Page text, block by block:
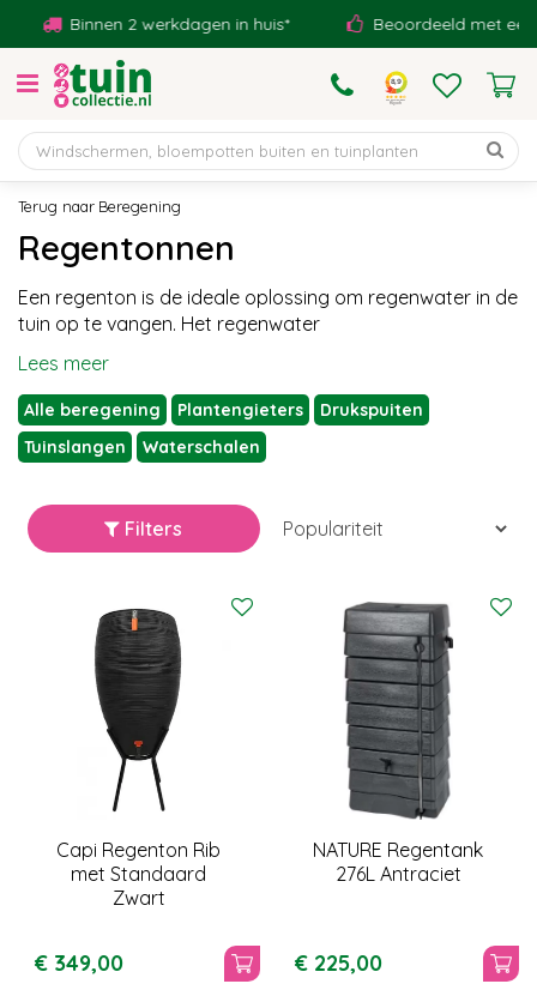
Beregening
Binnen 2 werkdagen in huis* Beoordeeld met een 9,1!
Regentonnen
Een regenton is de ideale oplossing om regenwater in de
tuin op te vangen. Het regenwater
Lees meer
Alle beregening Plantengieters
Drukspuiten
Tuinslangen
Waterschalen
Filters
Capi Regenton Rib
met Standaard
Zwart
€ 349,00
NATURE Regentank
276L Antraciet
€ 225,00